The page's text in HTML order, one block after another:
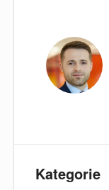
Kategorie